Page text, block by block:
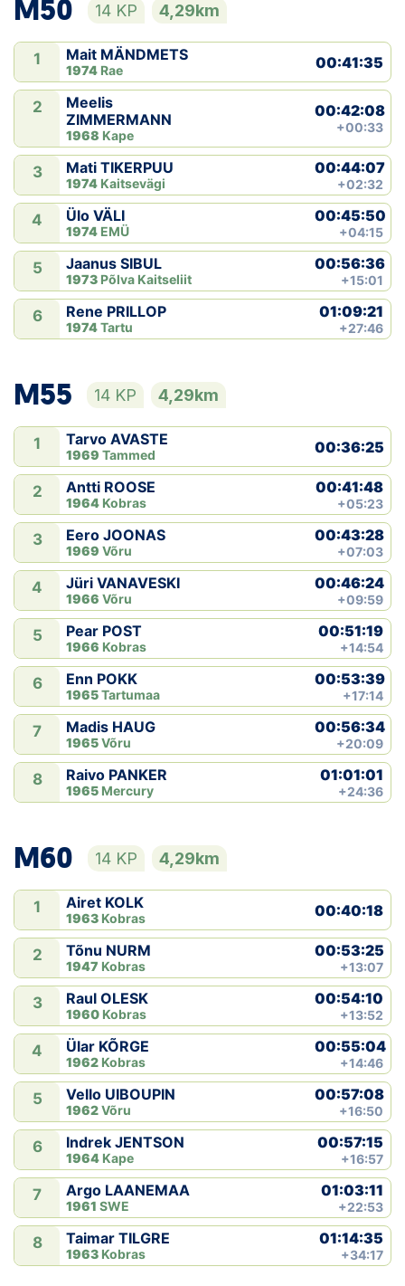
M50 14 KP 4,29km
1 Mait MÄNDMETS
1974 Rae 00:41:35
2
Meelis
ZIMMERMANN
1968 Kape
00:42:08
+00:33
3 Mati TIKERPUU
1974 Kaitsevägi
00:44:07
+02:32
4 Ülo VÄLI
1974 EMÜ
00:45:50
+04:15
5 Jaanus SIBUL
1973 Põlva Kaitseliit
00:56:36
+15:01
6 Rene PRILLOP
1974Tartu
01:09:21
+27:46
M55 14 KP 4,29km
1 Tarvo AVASTE
1969 Tammed 00:36:25
2 Antti ROOSE
1964 Kobras
00:41:48
+05:23
3 Eero JOONAS
1969 Võru
00:43:28
+07:03
4 Jüri VANAVESKI
1966 Võru
00:46:24
+09:59
5 Pear POST
1966 Kobras
00:51:19
+14:54
6 Enn POKK
1965Tartumaa
00:53:39
+17:14
7 Madis HAUG
1965Võru
00:56:34
+20:09
8 Raivo PANKER
1965 Mercury
01:01:01
+24:36
M60 14 KP 4,29km
1 Airet KOLK
1963 Kobras 00:40:18
2 Tõnu NURM
1947 Kobras
00:53:25
+13:07
3 Raul OLESK
1960 Kobras
00:54:10
+13:52
4 Ülar KÕRGE
1962 Kobras
00:55:04
+14:46
5 Vello UIBOUPIN
1962Võru
00:57:08
+16:50
6 Indrek JENTSON
1964 Kape
00:57:15
+16:57
7 Argo LAANEMAA
1961 SWE
01:03:11
+22:53
8 Taimar TILGRE
1963 Kobras
01:14:35
+34:17